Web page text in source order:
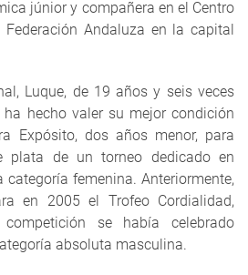
júnior y compañera en el Centro
Andaluza en la capital
Luque, de 19 años y seis veces
ha hecho valer su mejor condición
Expósito, dos años menor, para
plata de un torneo dedicado en
femenina. Anteriormente,
en 2005 el Trofeo Cordialidad,
se había celebrado
absoluta masculina.